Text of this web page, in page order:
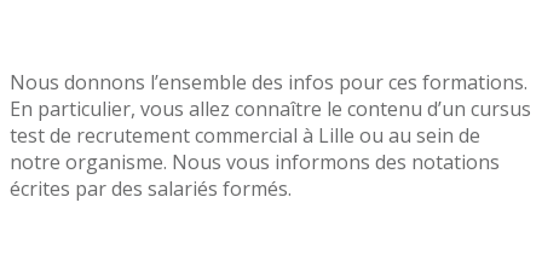
Nous donnons l’ensemble des infos pour ces formations.
En particulier, vous allez connaître le contenu d’un cursus
test de recrutement commercial à Lille ou au sein de
notre organisme. Nous vous informons des notations
écrites par des salariés formés.